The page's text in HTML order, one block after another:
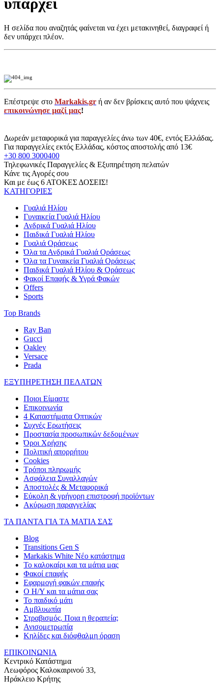
υπάρχει
Η σελίδα που αναζητάς φαίνεται να έχει μετακινηθεί, διαγραφεί ή
δεν υπάρχει πλέον.
Επέστρεψε στο Markakis.gr ή αν δεν βρίσκεις αυτό που ψάχνεις
επικοινώνησε μαζί μας!
Δωρεάν μεταφορικά για παραγγελίες άνω των 40€, εντός Ελλάδας.
Για παραγγελίες εκτός Ελλάδας, κόστος αποστολής από 13€
+30 800 3000400
Τηλεφωνικές Παραγγελίες & Εξυπηρέτηση πελατών
Κάνε τις Αγορές σου
Και με έως 6 ΑΤΟΚΕΣ ΔΟΣΕΙΣ!
ΚΑΤΗΓΟΡΙΕΣ
Γυαλιά Ηλίου
Γυναικεία Γυαλιά Ηλίου
Ανδρικά Γυαλιά Ηλίου
Παιδικά Γυαλιά Ηλίου
Γυαλιά Οράσεως
Όλα τα Ανδρικά Γυαλιά Οράσεως
Όλα τα Γυναικεία Γυαλιά Οράσεως
Παιδικά Γυαλιά Ηλίου & Οράσεως
Φακοί Επαφής & Υγρά Φακών
Offers
Sports
Top Brands
Ray Ban
Gucci
Oakley
Versace
Prada
ΕΞΥΠΗΡΕΤΗΣΗ ΠΕΛΑΤΩΝ
Ποιοι Είμαστε
Επικοινωνία
4 Καταστήματα Οπτικών
Συχνές Ερωτήσεις
Προστασία προσωπικών δεδομένων
Όροι Χρήσης
Πολιτική απορρήτου
Cookies
Τρόποι πληρωμής
Ασφάλεια Συναλλαγών
Αποστολές & Μεταφορικά
Εύκολη & γρήγορη επιστροφή προϊόντων
Ακύρωση παραγγελίας
ΤΑ ΠΑΝΤΑ ΓΙΑ ΤΑ ΜΑΤΙΑ ΣΑΣ
Blog
Transitions Gen S
Markakis White Νέο κατάστημα
Το καλοκαίρι και τα μάτια μας
Φακοί επαφής
Εφαρμογή φακών επαφής
Ο Η/Υ και τα μάτια σας
Το παιδικό μάτι
Αμβλυωπία
Στραβισμός. Ποια η θεραπεία;
Ανισομετρωπία
Κηλίδες και διόφθαλμη όραση
ΕΠΙΚΟΙΝΩΝΙΑ
Κεντρικό Κατάστημα
Λεωφόρος Καλοκαιρινού 33,
Ηράκλειο Κρήτης